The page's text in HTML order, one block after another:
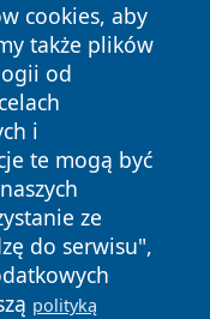
cookies, aby
także plików
od
i
te mogą być
ze
do serwisu",
polityką
prawa
Polityka
Cookies